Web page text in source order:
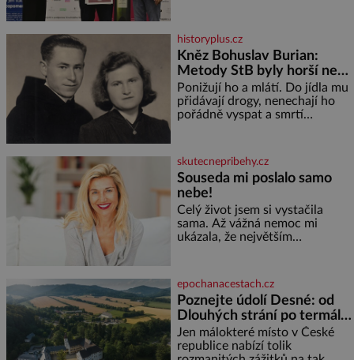
historyplus.cz
Kněz Bohuslav Burian:
Metody StB byly horší než
gestapácké trýznění
Ponižují ho a mlátí. Do jídla mu
přidávají drogy, nenechají ho
pořádně vyspat a smrtí
estébákům podepíše všechno,
co po něm chtějí. Svým
podpisem jim potvrdí také to, že
na něj během výslechů nikdo
nevyvíjel fyzický ani psychický
nátlak. Syn brněnského řezníka
chce být knězem a
skutecnepribehy.cz
Souseda mi poslalo samo
nebe!
Celý život jsem si vystačila
sama. Až vážná nemoc mi
ukázala, že největším
ochotný podat pomocnou ruku.
Vždycky jsem byla spíš
samotářka. Nepotřebovala jsem
kolem sebe partu kamarádek
ani partnera. Stačily mi knihy,
práce a hlavně klid. Hned po
epochanacestach.cz
Poznejte údolí Desné: od
Dlouhých strání po termální
prameny
Jen málokteré místo v České
republice nabízí tolik